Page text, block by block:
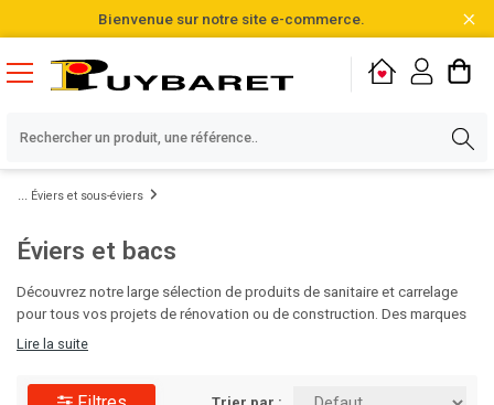
Bienvenue sur notre site e-commerce.
Éviers et sous-éviers
Éviers et bacs
Découvrez notre large sélection de produits de sanitaire et carrelage
pour tous vos projets de rénovation ou de construction. Des marques
de qualité, des designs variés et des matériaux durables vous
Lire la suite